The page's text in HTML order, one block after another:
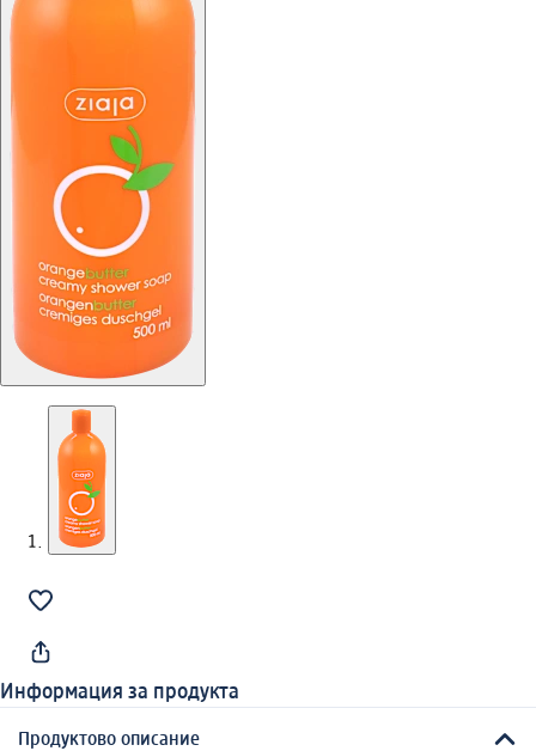
Информация за продукта
Продуктово описание